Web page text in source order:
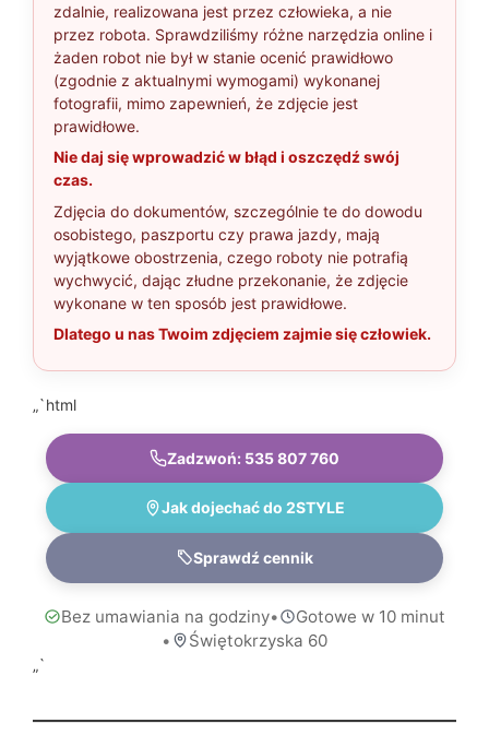
zdalnie, realizowana jest przez człowieka, a nie
przez robota. Sprawdziliśmy różne narzędzia online i
żaden robot nie był w stanie ocenić prawidłowo
(zgodnie z aktualnymi wymogami) wykonanej
fotografii, mimo zapewnień, że zdjęcie jest
prawidłowe.
Nie daj się wprowadzić w błąd i oszczędź swój
czas.
Zdjęcia do dokumentów, szczególnie te do dowodu
osobistego, paszportu czy prawa jazdy, mają
wyjątkowe obostrzenia, czego roboty nie potrafią
wychwycić, dając złudne przekonanie, że zdjęcie
wykonane w ten sposób jest prawidłowe.
Dlatego u nas Twoim zdjęciem zajmie się człowiek.
„`html
Zadzwoń: 535 807 760
Jak dojechać do 2STYLE
Sprawdź cennik
Bez umawiania na godziny•
Gotowe w 10 minut
•
Świętokrzyska 60
„`